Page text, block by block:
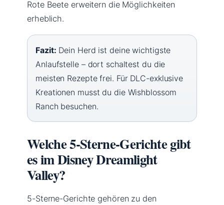
Rote Beete erweitern die Möglichkeiten
erheblich.
Fazit: Dein Herd ist deine wichtigste
Anlaufstelle – dort schaltest du die
meisten Rezepte frei. Für DLC-exklusive
Kreationen musst du die Wishblossom
Ranch besuchen.
Welche 5-Sterne-Gerichte gibt
es im Disney Dreamlight
Valley?
5-Sterne-Gerichte gehören zu den